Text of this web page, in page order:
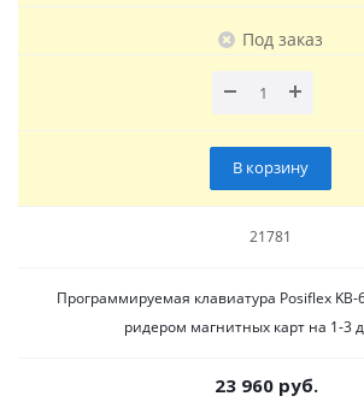
Под заказ
В корзину
21781
Программируемая клавиатура Posiflex KB-
ридером магнитных карт на 1-3
23 960 руб.